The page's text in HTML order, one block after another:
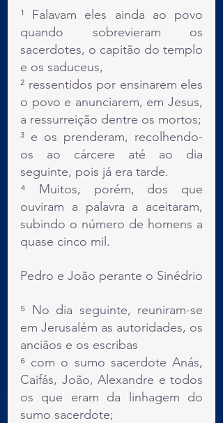
¹ Falavam eles ainda ao povo
quando sobrevieram os
sacerdotes, o capitão do templo
e os saduceus,
² ressentidos por ensinarem eles
o povo e anunciarem, em Jesus,
a ressurreição dentre os mortos;
³ e os prenderam, recolhendo-
os ao cárcere até ao dia
seguinte, pois já era tarde.
⁴ Muitos, porém, dos que
ouviram a palavra a aceitaram,
subindo o número de homens a
quase cinco mil.
Pedro e João perante o Sinédrio
⁵ No dia seguinte, reuniram-se
em Jerusalém as autoridades, os
anciãos e os escribas
⁶ com o sumo sacerdote Anás,
Caifás, João, Alexandre e todos
os que eram da linhagem do
sumo sacerdote;